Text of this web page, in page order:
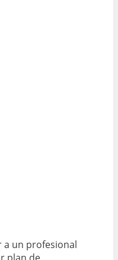
a un profesional